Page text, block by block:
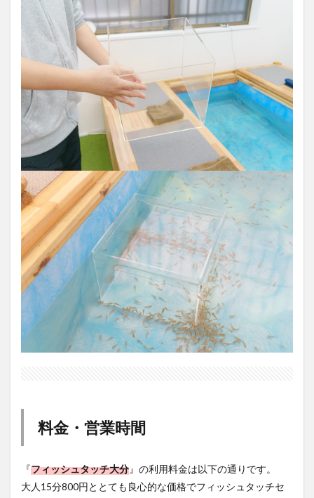
『
大人15分800円ととても良心的な価格でフィッシュタッチセ
ラピーを楽しむことができますよ！